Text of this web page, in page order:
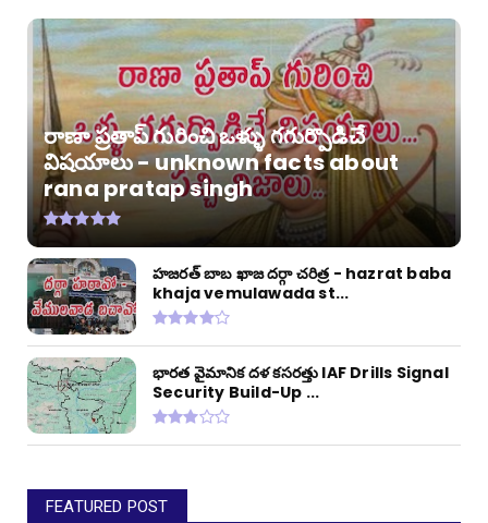
రాణా ప్రతాప్ గురించి ఒళ్ళు గగుర్పొడిచే
విషయాలు - unknown facts about
rana pratap singh
హజరత్ బాబ ఖాజ దర్గా చరిత్ర - hazrat baba
khaja vemulawada st...
భారత వైమానిక దళ కసరత్తు IAF Drills Signal
Security Build-Up ...
FEATURED POST